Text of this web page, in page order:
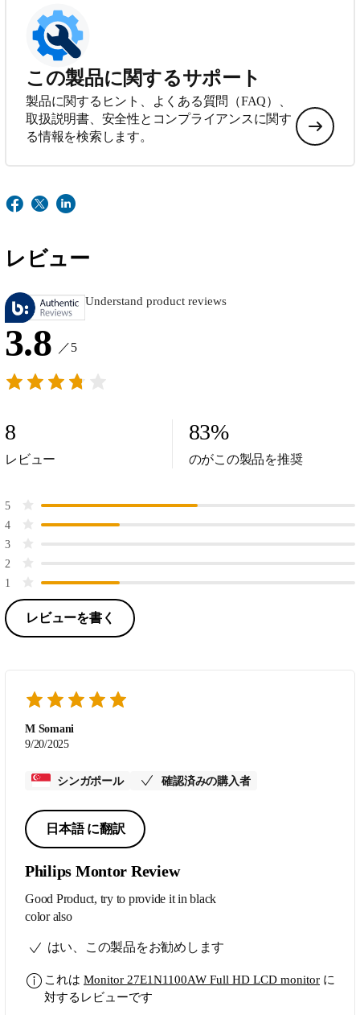
この製品に関するサポート
製品に関するヒント、よくある質問（FAQ）、
取扱説明書、安全性とコンプライアンスに関す
る情報を検索します。
レビュー
Understand product reviews
3.8 ／5
8
レビュー
83%
のがこの製品を推奨
5
4
3
2
1
レビューを書く
M Somani
9/20/2025
シンガポール 確認済みの購入者
日本語 に翻訳
Philips Montor Review
Good Product, try to provide it in black
color also
はい、この製品をお勧めします
これは Monitor 27E1N1100AW Full HD LCD monitor に
対するレビューです